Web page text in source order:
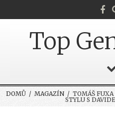
Top
DOMŮ / MAGAZÍN / TOMÁŠ FUXA
STYLU S